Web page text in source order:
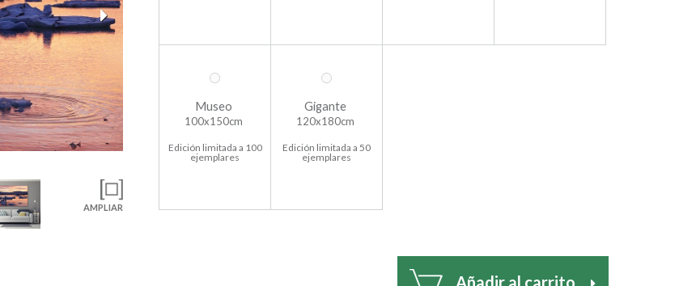
AMPLIAR
Museo
100x150cm
Edición limitada a 100
ejemplares
Gigante
120x180cm
Edición limitada a 50
ejemplares